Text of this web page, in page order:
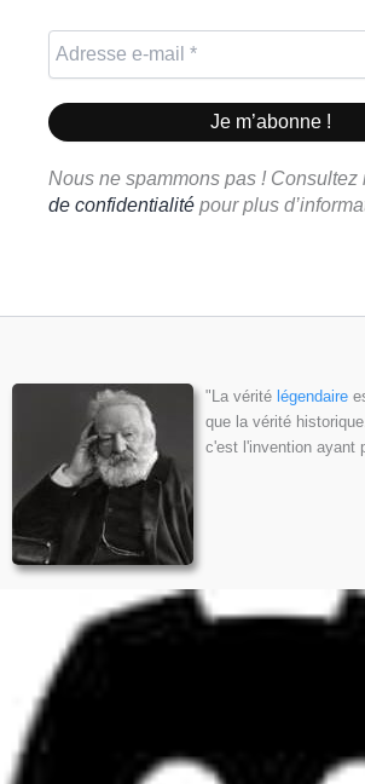
Nous ne spammons pas ! Consultez
de confidentialité pour plus
"La vérité légendaire
que la vérité
c'est l'invention ayant